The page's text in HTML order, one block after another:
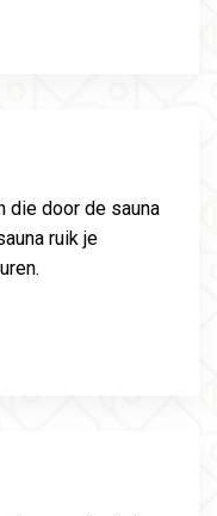
die door de sauna
ruik je